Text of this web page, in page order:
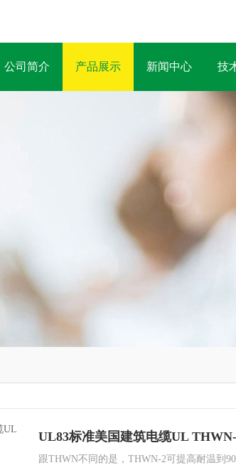
公司简介 产品展示 新闻中心 技
UL83标准美国建筑电缆UL
跟THWN不同的是，THWN-2可提高耐温到